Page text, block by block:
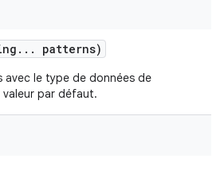
. . . patterns)
avec le type de données de
valeur par défaut.